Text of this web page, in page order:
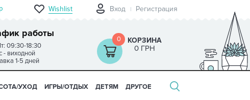
Wishlist Вход Регистрация
работы
09:30-18:30
- виходной
1-5 дней
0 КОРЗИНА
0 ГРН
УХОД ИГРЫ/ОТДЫХ ДЕТЯМ ДРУГОЕ